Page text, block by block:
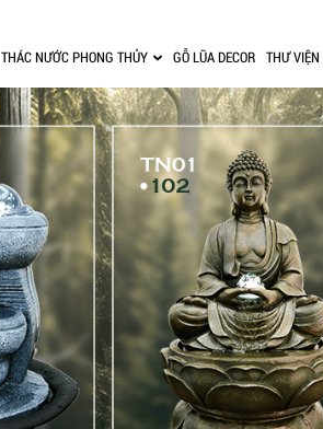
THÁC NƯỚC PHONG THỦY GỖ LŨA DECOR THƯ VIỆN